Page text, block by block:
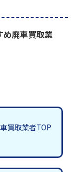
廃車買取業
買取業者TOP